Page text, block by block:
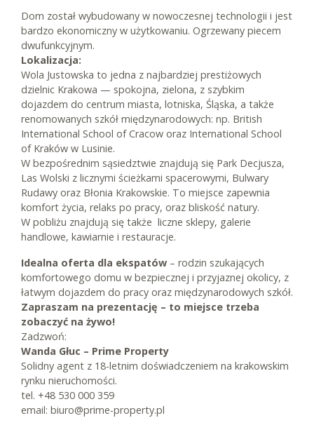
Dom został wybudowany w nowoczesnej technologii i jest
bardzo ekonomiczny w użytkowaniu. Ogrzewany piecem
dwufunkcyjnym.
Lokalizacja:
Wola Justowska to jedna z najbardziej prestiżowych
dzielnic Krakowa — spokojna, zielona, z szybkim
dojazdem do centrum miasta, lotniska, Śląska, a także
renomowanych szkół międzynarodowych: np. British
International School of Cracow oraz International School
of Kraków w Lusinie.
W bezpośrednim sąsiedztwie znajdują się Park Decjusza,
Las Wolski z licznymi ścieżkami spacerowymi, Bulwary
Rudawy oraz Błonia Krakowskie. To miejsce zapewnia
komfort życia, relaks po pracy, oraz bliskość natury.
W pobliżu znajdują się także liczne sklepy, galerie
handlowe, kawiarnie i restauracje.
Idealna oferta dla ekspatów – rodzin szukających
komfortowego domu w bezpiecznej i przyjaznej okolicy, z
łatwym dojazdem do pracy oraz międzynarodowych szkół.
Zapraszam na prezentację – to miejsce trzeba
zobaczyć na żywo!
Zadzwoń:
Wanda Głuc – Prime Property
Solidny agent z 18-letnim doświadczeniem na krakowskim
rynku nieruchomości.
tel. +48 530 000 359
email: biuro@prime-property.pl